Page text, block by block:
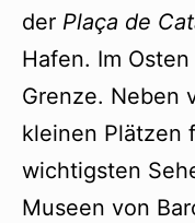
der Plaça de
Hafen. Im
Grenze. Neben
kleinen Plätzen
wichtigsten
Museen von